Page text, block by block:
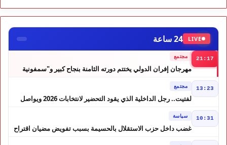
LIVE 24 ساعة
21:17 مجتمع
مهرجان إفران الدولي يختتم دورته الثامنة بنجاح كبير و"سمفونية
13:23 مجتمع
لفتيت.. رجل الداخلية الذي يقود التحضير لانتخابات 2026 ويواصل
10:31 سياسة
غضب داخل حزب الاستقلال بالحسيمة بسبب تفويض مضيان اقتراح